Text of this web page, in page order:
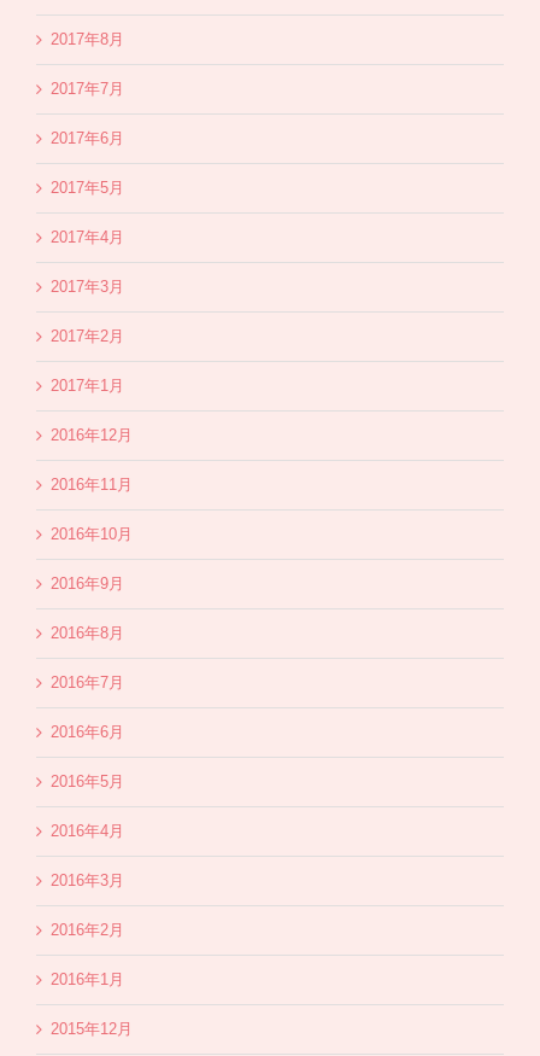
2017年8月
2017年7月
2017年6月
2017年5月
2017年4月
2017年3月
2017年2月
2017年1月
2016年12月
2016年11月
2016年10月
2016年9月
2016年8月
2016年7月
2016年6月
2016年5月
2016年4月
2016年3月
2016年2月
2016年1月
2015年12月